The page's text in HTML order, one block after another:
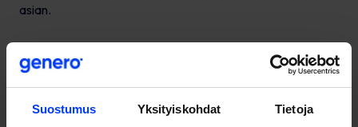
Suostumus Yksityiskohdat Tietoja
asian.